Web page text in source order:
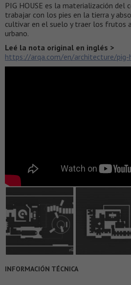
PIG HOUSE es la materialización del
trabajar con los pies en la tierra y
cultivar en el suelo y traer los frutos
urbano.
Leé la nota original en inglés >
https://arqa.com/en/architecture/pig-
INFORMACIÓN TÉCNICA